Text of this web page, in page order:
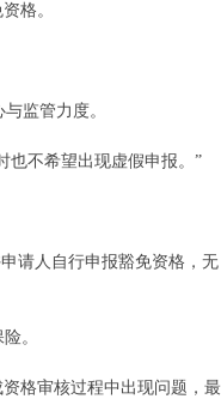
格。
监管力度。
也不希望出现虚假申报。”
请人自行申报豁免资格，无
。
格审核过程中出现问题，最